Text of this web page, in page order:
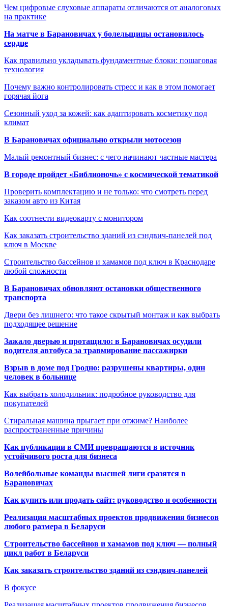
Чем цифровые слуховые аппараты отличаются от аналоговых
на практике
На матче в Барановичах у болельщицы остановилось
сердце
Как правильно укладывать фундаментные блоки: пошаговая
технология
Почему важно контролировать стресс и как в этом помогает
горячая йога
Сезонный уход за кожей: как адаптировать косметику под
климат
В Барановичах официально открыли мотосезон
Малый ремонтный бизнес: с чего начинают частные мастера
В городе пройдет «Библионочь» с космической тематикой
Проверить комплектацию и не только: что смотреть перед
заказом авто из Китая
Как соотнести видеокарту с монитором
Как заказать строительство зданий из сэндвич-панелей под
ключ в Москве
Строительство бассейнов и хамамов под ключ в Краснодаре
любой сложности
В Барановичах обновляют остановки общественного
транспорта
Двери без лишнего: что такое скрытый монтаж и как выбрать
подходящее решение
Зажало дверью и протащило: в Барановичах осудили
водителя автобуса за травмирование пассажирки
Взрыв в доме под Гродно: разрушены квартиры, один
человек в больнице
Как выбрать холодильник: подробное руководство для
покупателей
Стиральная машина прыгает при отжиме? Наиболее
распространенные причины
Как публикации в СМИ превращаются в источник
устойчивого роста для бизнеса
Волейбольные команды высшей лиги сразятся в
Барановичах
Как купить или продать сайт: руководство и особенности
Реализация масштабных проектов продвижения бизнесов
любого размера в Беларуси
Строительство бассейнов и хамамов под ключ — полный
цикл работ в Беларуси
Как заказать строительство зданий из сэндвич-панелей
В фокусе